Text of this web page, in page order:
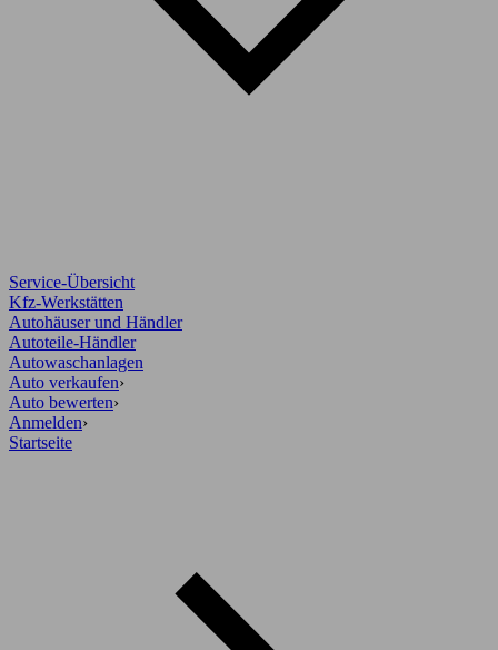
Service-Übersicht
Kfz-Werkstätten
Autohäuser und Händler
Autoteile-Händler
Autowaschanlagen
Auto verkaufen›
Auto bewerten›
Anmelden›
Startseite